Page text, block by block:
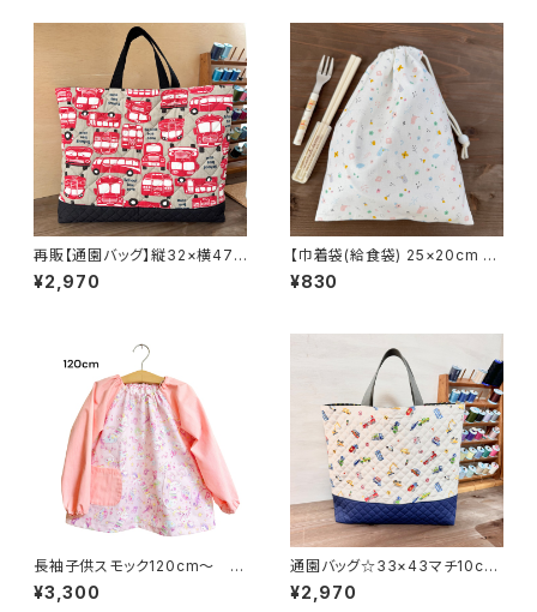
ra☆ほしぞらです
再販【通園バッグ】縦32×横47c
mマチ6cm☆ 車柄 スクール
バス 男の子 ★UB. | 通園通
¥2,970
【巾着袋(給食袋) 25×20cm 】
小鳥とお花柄★KB. シンプル
女の子｜通園通学用のかわいい
¥830
長袖子供スモック120cm〜 ピ
ンク【ユニコーン柄】★LL.1 ゆめ
かわ 女の子 星 ペガサス
¥3,300
通園バッグ☆33×43マチ10cm
シンプル【はたらく車】★MB. 19
男の子 くるま クルマ｜通園
¥2,970